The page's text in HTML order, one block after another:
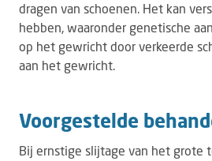
dragen van schoenen. Het kan
hebben, waaronder genetische
op het gewricht door verkeerde
aan het gewricht.
Voorgestelde
Bij ernstige slijtage van het grote